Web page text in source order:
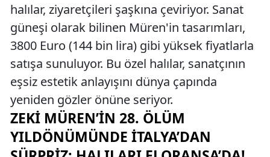
halılar, ziyaretçileri şaşkına çeviriyor. Sanat
güneşi olarak bilinen Müren'in tasarımları,
3800 Euro (144 bin lira) gibi yüksek fiyatlarla
satışa sunuluyor. Bu özel halılar, sanatçının
eşsiz estetik anlayışını dünya çapında
yeniden gözler önüne seriyor.
ZEKI MÜREN’IN 28. ÖLÜM
YILDÖNÜMÜNDE İTALYA’DAN